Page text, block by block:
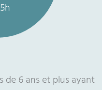
de 6 ans et plus ayant